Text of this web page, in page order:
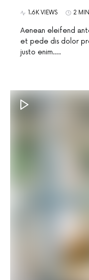
1.6K VIEWS 2
Aenean eleifend
et pede dis dolor
justo enim.…